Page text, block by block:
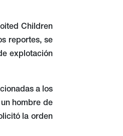
Children
reportes, se
explotación
a los
hombre de
la orden